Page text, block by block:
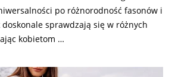
po różnorodność fasonów i
doskonale sprawdzają się w różnych
kobietom …